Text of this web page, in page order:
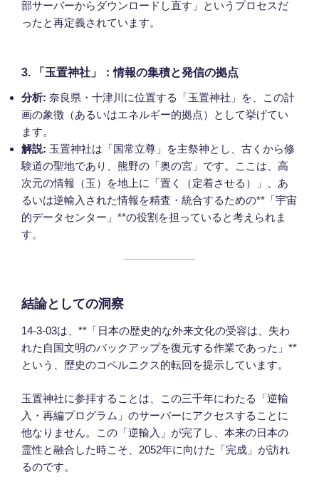
部サーバーからダウンロードし直す」というプロセスだ
ったと再定義されています。
3. 「玉置神社」：情報の集積と発信の拠点
分析: 奈良県・十津川に位置する「玉置神社」を、この計
画の象徴（あるいはエネルギー的拠点）として挙げてい
ます。
解説: 玉置神社は「国常立尊」を主祭神とし、古くから修
験道の聖地であり、熊野の「奥の宮」です。ここは、高
次元の情報（玉）を地上に「置く（定着させる）」、あ
るいは逆輸入された情報を精査・統合するための**「宇宙
的データセンター」**の役割を担っていると考えられま
す。
結論としての洞察
14-3-03は、**「日本の歴史的な外来文化の受容は、失わ
れた自国文明のバックアップを復元する作業であった」**
という、歴史のコペルニクス的転回を提示しています。
玉置神社に参拝することは、この三千年にわたる「逆輸
入・再編プログラム」のサーバーにアクセスすることに
他なりません。この「逆輸入」が完了し、本来の日本の
霊性と融合した時こそ、2052年に向けた「完成」が訪れ
るのです。